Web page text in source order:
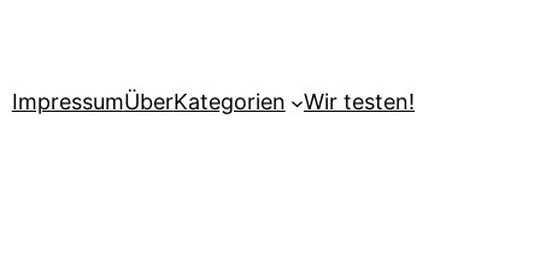
ImpressumÜberKategorien Wir testen!